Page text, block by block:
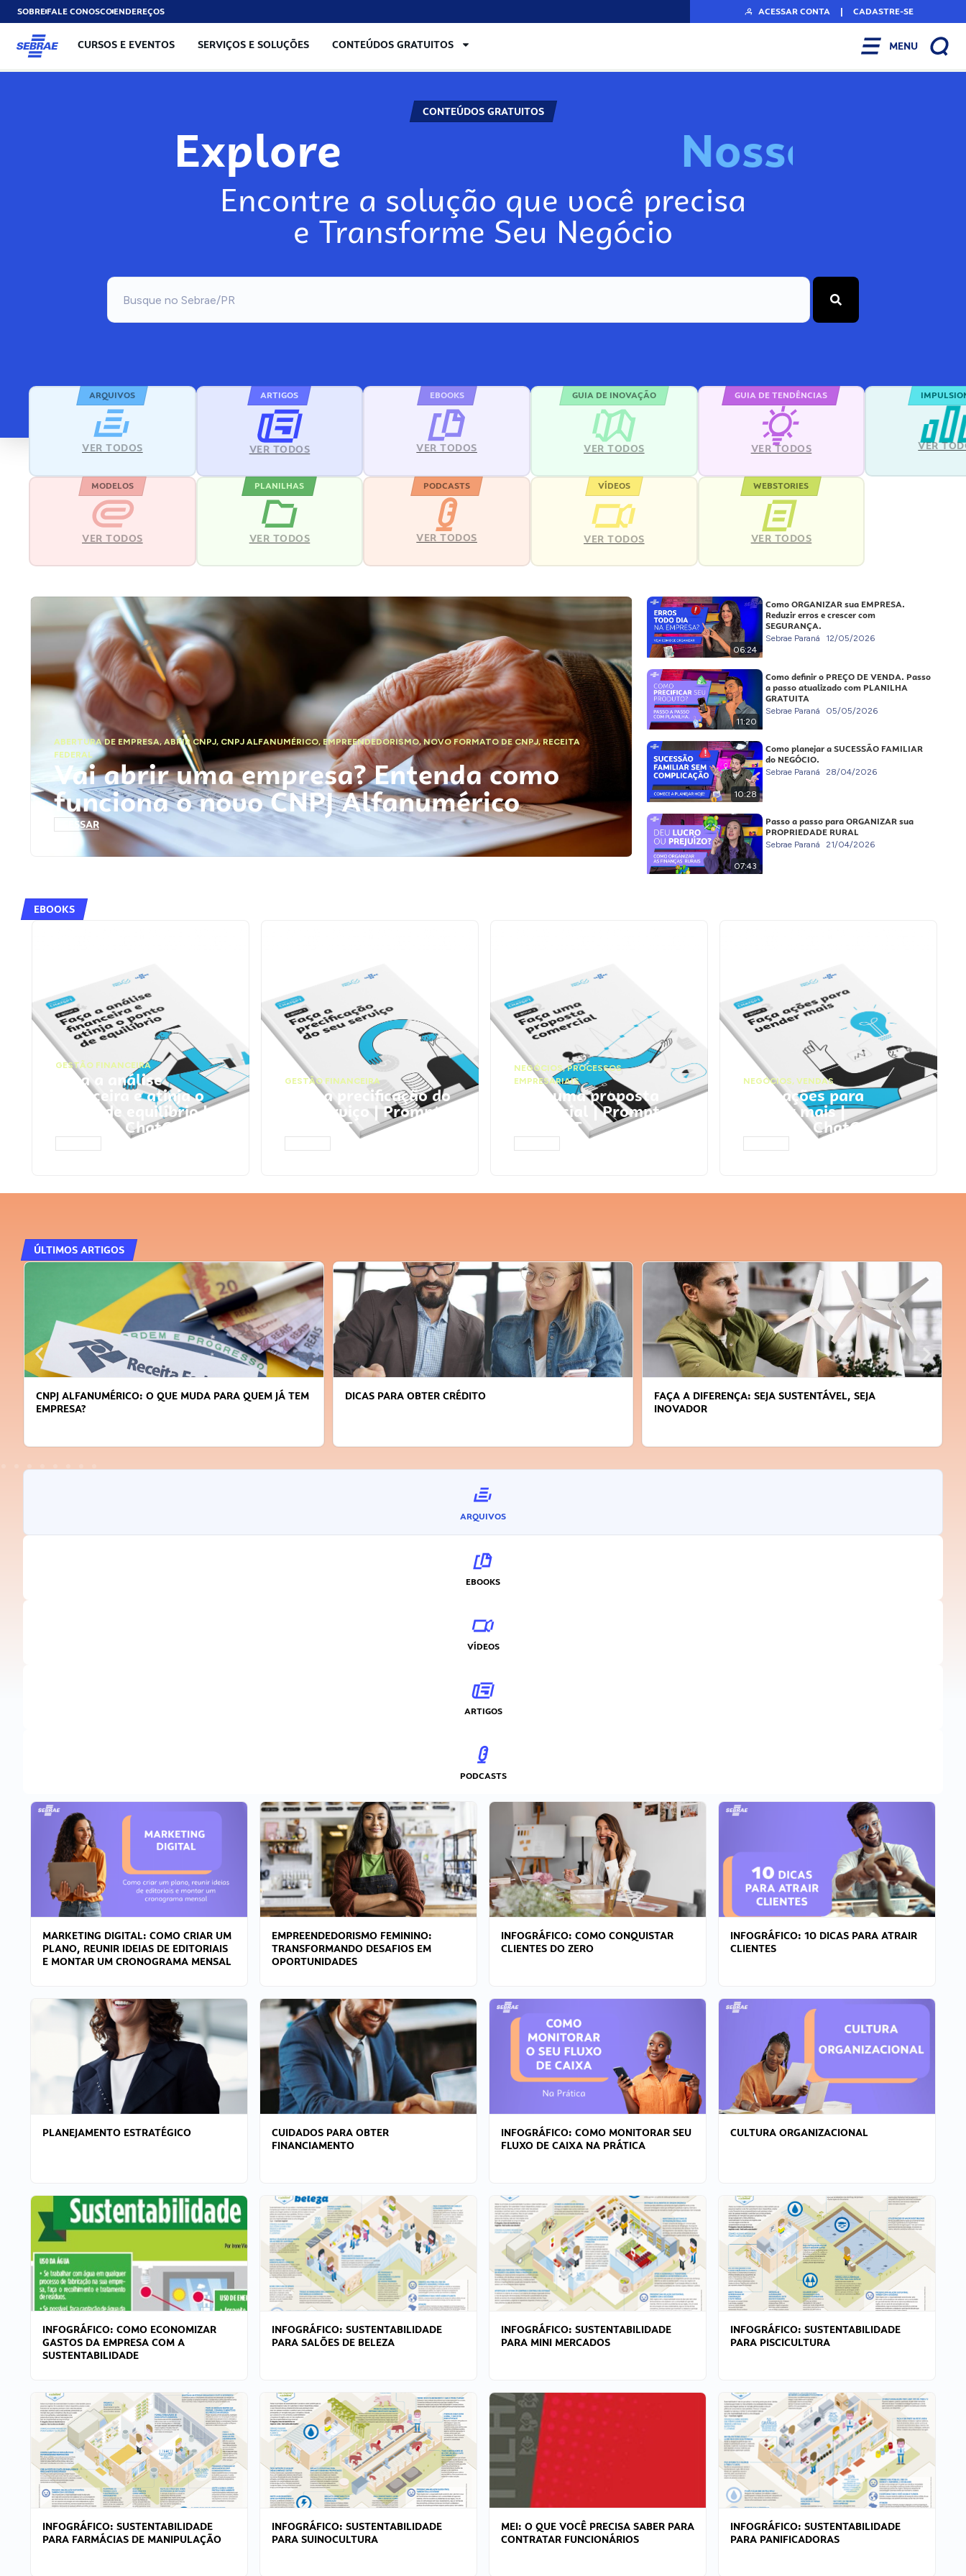
SOBREFALE CONOSCOENDEREÇOS ACESSAR CONTA | CADASTRE-SE
CURSOS E EVENTOS SERVIÇOS E SOLUÇÕES CONTEÚDOS GRATUITOS MENU
CONTEÚDOS GRATUITOS
Explore Nos
Encontre a solução que você precisa
e Transforme Seu Negócio
ARQUIVOS
VER TODOS
ARTIGOS
VER TODOS
EBOOKS
VER TODOS
GUIA DE INOVAÇÃO
VER TODOS
GUIA DE TENDÊNCIAS
VER TODOS VER
MODELOS
VER TODOS
PLANILHAS
VER TODOS
PODCASTS
VER TODOS
VÍDEOS
VER TODOS
WEBSTORIES
VER TODOS
ABERTURA DE EMPRESA,ABRIR CNPJ, CNPJ ALFANUMÉRICO, EMPREENDEDORISMO,NOVO FORMATO DE CNPJ,RECEITA
FEDERAL
Vai abrir uma empresa? Entenda como
funciona o novo CNPJ Alfanumérico
ACESSAR
06:24
Como ORGANIZAR sua EMPRESA.
Reduzir erros e crescer com
SEGURANÇA.
Sebrae Paraná 12/05/2026
11:20
Como definir o PREÇO DE VENDA. Passo
a passo atualizado com PLANILHA
GRATUITA
Sebrae Paraná 05/05/2026
10:28
Como planejar a SUCESSÃO FAMILIAR
do NEGÓCIO.
Sebrae Paraná 28/04/2026
07:43
Passo a passo para ORGANIZAR sua
PROPRIEDADE RURAL
Sebrae Paraná 21/04/2026
EBOOKS
GESTÃO FINANCEIRA
Faça a análise
financeira e atinja o
ponto de equilíbrio |
Prompts ChatGPT
GESTÃO FINANCEIRA
Faça a precificação do
seu serviço | Prompts
ChatGPT
NEGÓCIOS,PROCESSOS
EMPRESARIAIS
Faça uma proposta
comercial | Prompts
ChatGPT
NEGÓCIOS, VENDAS
Faça ações para
vender mais |
Prompts ChatGPT
ÚLTIMOS ARTIGOS
CNPJ ALFANUMÉRICO: O QUE MUDA PARA QUEM JÁ TEM
EMPRESA?
DICAS PARA OBTER CRÉDITO
FAÇA A DIFERENÇA: SEJA SUSTENTÁVEL, SEJA
INOVADOR
ARQUIVOS
EBOOKS
VÍDEOS
ARTIGOS
PODCASTS
MARKETING DIGITAL: COMO CRIAR UM
PLANO, REUNIR IDEIAS DE EDITORIAIS
E MONTAR UM CRONOGRAMA MENSAL
EMPREENDEDORISMO FEMININO:
TRANSFORMANDO DESAFIOS EM
OPORTUNIDADES
INFOGRÁFICO: COMO CONQUISTAR
CLIENTES DO ZERO
INFOGRÁFICO: 10 DICAS PARA ATRAIR
CLIENTES
PLANEJAMENTO ESTRATÉGICO
CUIDADOS PARA OBTER
FINANCIAMENTO
INFOGRÁFICO: COMO MONITORAR SEU
FLUXO DE CAIXA NA PRÁTICA
CULTURA ORGANIZACIONAL
INFOGRÁFICO: COMO ECONOMIZAR
GASTOS DA EMPRESA COM A
SUSTENTABILIDADE
INFOGRÁFICO: SUSTENTABILIDADE
PARA SALÕES DE BELEZA
INFOGRÁFICO: SUSTENTABILIDADE
PARA MINI MERCADOS
INFOGRÁFICO: SUSTENTABILIDADE
PARA PISCICULTURA
INFOGRÁFICO: SUSTENTABILIDADE
PARA FARMÁCIAS DE MANIPULAÇÃO
INFOGRÁFICO: SUSTENTABILIDADE
PARA SUINOCULTURA
MEI: O QUE VOCÊ PRECISA SABER PARA
CONTRATAR FUNCIONÁRIOS
INFOGRÁFICO: SUSTENTABILIDADE
PARA PANIFICADORAS